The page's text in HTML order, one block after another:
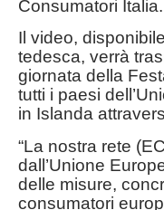
Consumatori Italia.
Il video,
tedesca, verrà
giornata della
tutti i paesi
in Islanda
“La nostra rete
dall’Unione
delle misure,
consumatori